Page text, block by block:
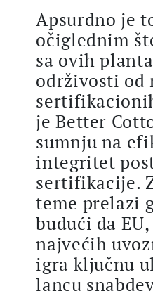
Apsurdno je
očiglednim
sa ovih
održivosti od
je Better
sumnju na
integritet
sertifikacije.
teme prelazi
budući da
najvećih
igra ključnu
lancu